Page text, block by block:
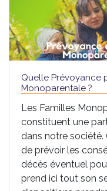
Quelle Prévoyance
Monoparentale ?
Les Familles
constituent une
dans notre société.
de prévoir les
décès éventuel
prend ici tout son